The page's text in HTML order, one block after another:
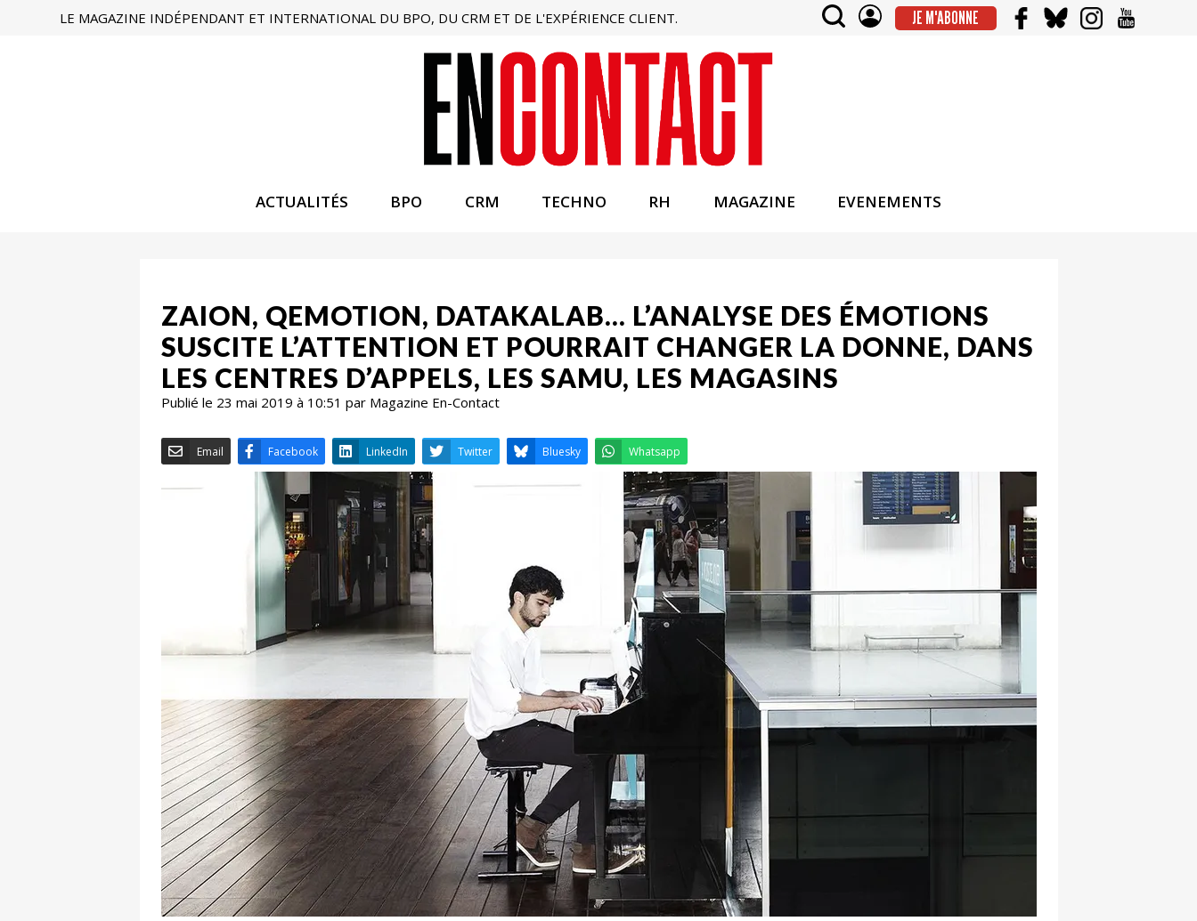
LE MAGAZINE INDÉPENDANT ET INTERNATIONAL DU BPO, DU CRM ET DE L'EXPÉRIENCE CLIENT. JE M'ABONNE
ACTUALITÉS BPO CRM TECHNO RH MAGAZINE EVENEMENTS
ZAION, QEMOTION, DATAKALAB… L’ANALYSE DES ÉMOTIONS
SUSCITE L’ATTENTION ET POURRAIT CHANGER LA DONNE, DANS
LES CENTRES D’APPELS, LES SAMU, LES MAGASINS
Publié le 23 mai 2019 à 10:51 par Magazine En-Contact
Email Facebook Bluesky Whatsapp